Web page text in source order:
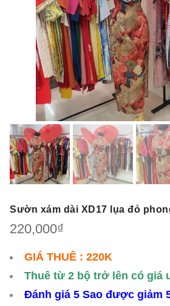
Sườn xám dài XD17 lụa đỏ
220,000₫
GIÁ THUÊ : 220K
Thuê từ 2 bộ trở lên có giá
Đánh giá 5 Sao được giảm